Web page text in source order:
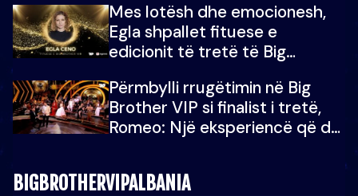
Mes lotësh dhe emocionesh,
Egla shpallet fituese e
edicionit të tretë të Big
Përmbylli rrugëtimin në Big
Brother VIP si finalist i tretë,
Romeo: Një eksperiencë që do
BIGBROTHERVIPALBANIA